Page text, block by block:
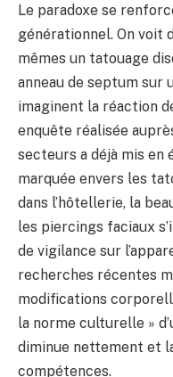
Le paradoxe se
générationnel. On voit
mêmes un tatouage
anneau de septum sur
imaginent la réaction
enquête réalisée
secteurs a déjà mis en
marquée envers les
dans l’hôtellerie, la
les piercings faciaux
de vigilance sur
recherches récentes
modifications
la norme culturelle »
diminue nettement et
compétences.